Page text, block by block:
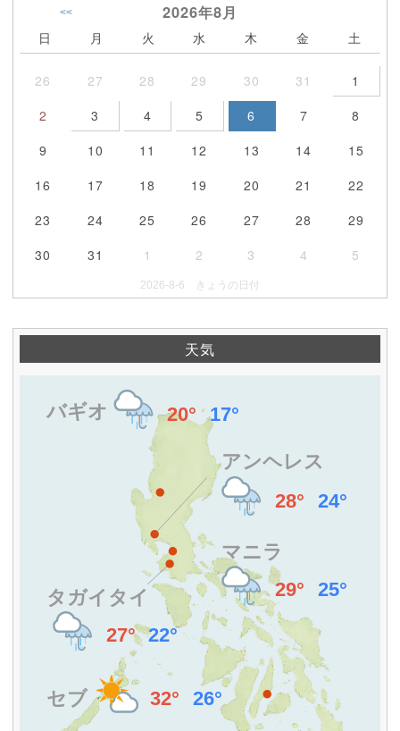
2026年8月
<<
日 月 火 水 木 金 土
26 27 28 29 30 31
1
2
3 4 5 6 7
8
9
10 11 12 13 14
15
16
17 18 19 20 21
22
23
24 25 26 27 28
29
30
31 1 2 3 4 5
2026-8-6 きょうの日付
天気